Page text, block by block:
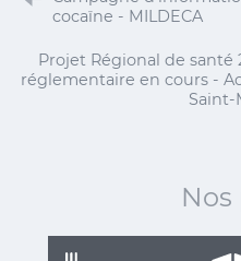
cocaïne - MILDECA
Projet Régional de santé
réglementaire en cours -
Nos